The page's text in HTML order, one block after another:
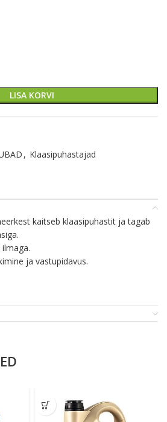
LISA KORVI
, Klaasipuhastajad
kaitseb klaasipuhastit ja tagab
ja vastupidavus.